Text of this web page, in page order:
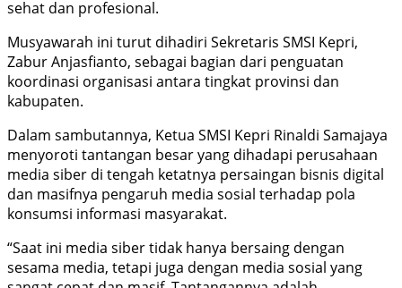
sehat dan profesional.
Musyawarah ini turut dihadiri Sekretaris SMSI Kepri,
Zabur Anjasfianto, sebagai bagian dari penguatan
koordinasi organisasi antara tingkat provinsi dan
kabupaten.
Dalam sambutannya, Ketua SMSI Kepri Rinaldi Samajaya
menyoroti tantangan besar yang dihadapi perusahaan
media siber di tengah ketatnya persaingan bisnis digital
dan masifnya pengaruh media sosial terhadap pola
konsumsi informasi masyarakat.
“Saat ini media siber tidak hanya bersaing dengan
sesama media, tetapi juga dengan media sosial yang